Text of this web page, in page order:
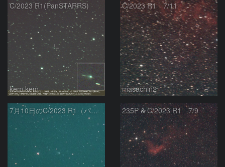
C/2023 R1(PanSTARRS)
kem.kem
C/2023 R1 7/11
masachin2
7月10日のC/2023 R1（パンスターズ彗星） 235P & C/2023 R1 7/9